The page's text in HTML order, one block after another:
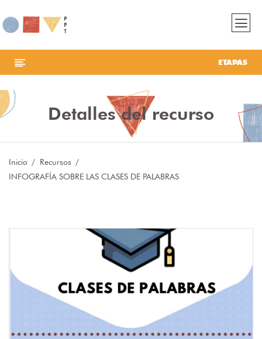
ETAPAS
Detalles del recurso
Inicio
Recursos
INFOGRAFÍA SOBRE LAS CLASES DE PALABRAS